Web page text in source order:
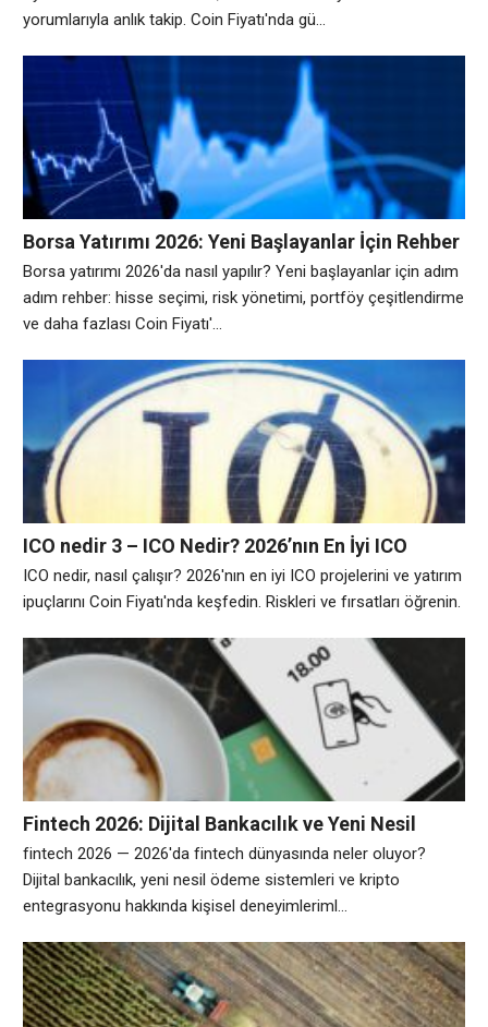
yorumlarıyla anlık takip. Coin Fiyatı'nda gü...
Borsa Yatırımı 2026: Yeni Başlayanlar İçin Rehber
Borsa yatırımı 2026'da nasıl yapılır? Yeni başlayanlar için adım
adım rehber: hisse seçimi, risk yönetimi, portföy çeşitlendirme
ve daha fazlası Coin Fiyatı'...
ICO nedir 3 – ICO Nedir? 2026’nın En İyi ICO
Projeleri
ICO nedir, nasıl çalışır? 2026'nın en iyi ICO projelerini ve yatırım
ipuçlarını Coin Fiyatı'nda keşfedin. Riskleri ve fırsatları öğrenin.
Fintech 2026: Dijital Bankacılık ve Yeni Nesil
Ödeme Sistemleri
fintech 2026 — 2026'da fintech dünyasında neler oluyor?
Dijital bankacılık, yeni nesil ödeme sistemleri ve kripto
entegrasyonu hakkında kişisel deneyimleriml...